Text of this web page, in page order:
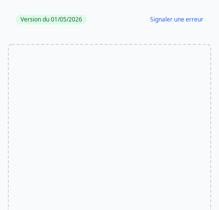
Version du 01/05/2026 Signaler une erreur